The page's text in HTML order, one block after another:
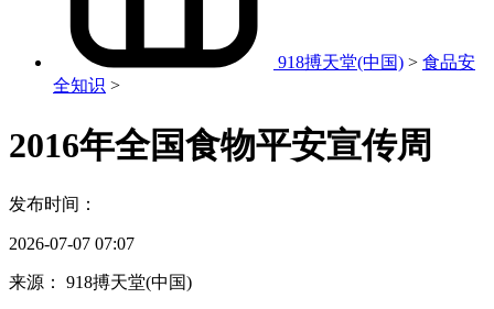
918搏天堂(中国) > 食品安
全知识 >
2016年全国食物平安宣传周
发布时间：
2026-07-07 07:07
来源： 918搏天堂(中国)